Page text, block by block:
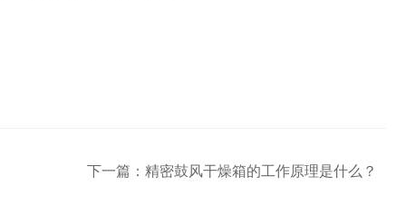
下一篇： 精密鼓风干燥箱的工作原理是什么？